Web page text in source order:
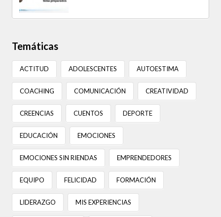
Temáticas
ACTITUD ADOLESCENTES AUTOESTIMA
COACHING COMUNICACIÓN CREATIVIDAD
CREENCIAS CUENTOS DEPORTE
EDUCACIÓN EMOCIONES
EMOCIONES SIN RIENDAS EMPRENDEDORES
EQUIPO FELICIDAD FORMACIÓN
LIDERAZGO MIS EXPERIENCIAS